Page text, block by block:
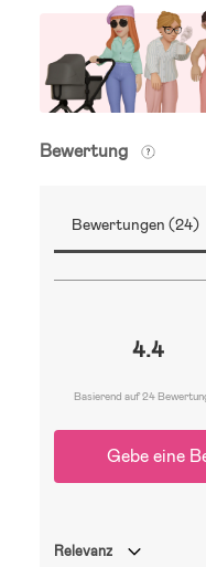
Bewertung
Bewertungen (24)
4.4
Basierend auf 24
Gebe eine
Relevanz